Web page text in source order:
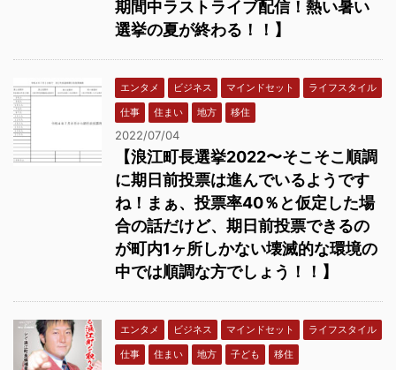
期間中ラストライブ配信！熱い暑い
選挙の夏が終わる！！】
エンタメ ビジネス マインドセット
ライフスタイル
仕事
住まい 地方 移住
2022/07/04
【浪江町長選挙2022〜そこそこ順調
に期日前投票は進んでいるようです
ね！まぁ、投票率40％と仮定した場
合の話だけど、期日前投票できるの
が町内1ヶ所しかない壊滅的な環境の
中では順調な方でしょう！！】
エンタメ ビジネス マインドセット
ライフスタイル
仕事
住まい 地方 子ども 移住